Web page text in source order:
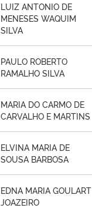
LUIZ ANTONIO DE
MENESES WAQUIM
SILVA
PAULO ROBERTO
RAMALHO SILVA
MARIA DO CARMO DE
CARVALHO E MARTINS
ELVINA MARIA DE
SOUSA BARBOSA
EDNA MARIA GOULART
JOAZEIRO